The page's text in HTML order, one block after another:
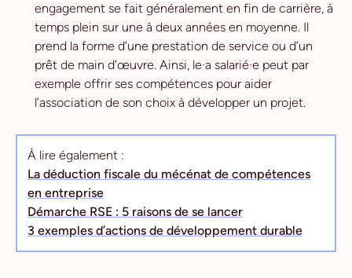
engagement se fait généralement en fin de carrière, à
temps plein sur une à deux années en moyenne. Il
prend la forme d’une prestation de service ou d’un
prêt de main d’œuvre. Ainsi, le·a salarié·e peut par
exemple offrir ses compétences pour aider
l’association de son choix à développer un projet.
À lire également :
La déduction fiscale du mécénat de compétences
en entreprise
Démarche RSE : 5 raisons de se lancer
3 exemples d’actions de développement durable